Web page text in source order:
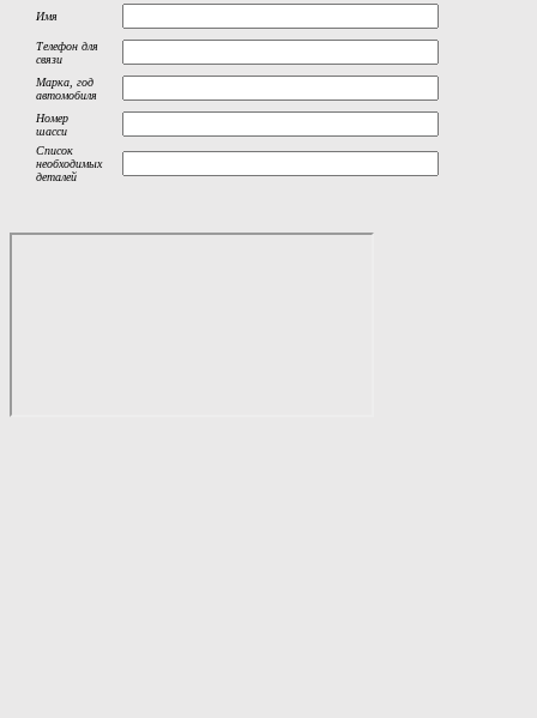
Имя
Телефон для
связи
Марка, год
автомобиля
Номер
шасси
Список
необходимых
деталей